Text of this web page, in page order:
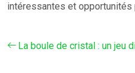
intéressantes et
La boule de cristal : un jeu